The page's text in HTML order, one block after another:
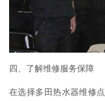
四、了解维修服务保障
在选择多田热水器维修